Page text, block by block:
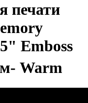
печати
Emboss
Warm